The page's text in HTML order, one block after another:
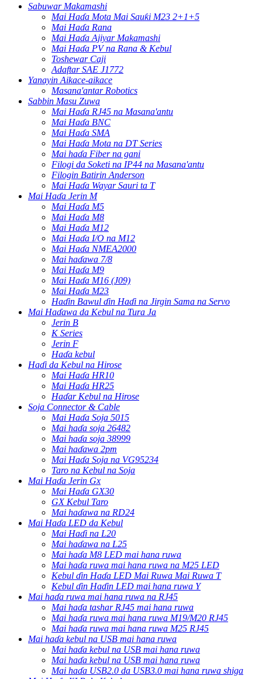
Sabuwar Makamashi
Mai Haɗa Mota Mai Sauƙi M23 2+1+5
Mai Haɗa Rana
Mai Haɗa Ajiyar Makamashi
Mai Haɗa PV na Rana & Kebul
Toshewar Caji
Adaftar SAE J1772
Yanayin Aikace-aikace
Masana'antar Robotics
Sabbin Masu Zuwa
Mai Haɗa RJ45 na Masana'antu
Mai Haɗa BNC
Mai Haɗa SMA
Mai Haɗa Mota na DT Series
Mai haɗa Fiber na gani
Filogi da Soketi na IP44 na Masana'antu
Filogin Batirin Anderson
Mai Haɗa Wayar Sauri ta T
Mai Haɗa Jerin M
Mai Haɗa M5
Mai Haɗa M8
Mai Haɗa M12
Mai Haɗa I/O na M12
Mai Haɗa NMEA2000
Mai haɗawa 7/8
Mai Haɗa M9
Mai Haɗa M16 (J09)
Mai Haɗa M23
Haɗin Bawul ɗin Haɗi na Jirgin Sama na Servo
Mai Haɗawa da Kebul na Tura Ja
Jerin B
K Series
Jerin F
Haɗa kebul
Haɗi da Kebul na Hirose
Mai Haɗa HR10
Mai Haɗa HR25
Haɗar Kebul na Hirose
Soja Connector & Cable
Mai Haɗa Soja 5015
Mai haɗa soja 26482
Mai haɗa soja 38999
Mai haɗawa 2pm
Mai Haɗa Soja na VG95234
Taro na Kebul na Soja
Mai Haɗa Jerin Gx
Mai Haɗa GX30
GX Kebul Taro
Mai haɗawa na RD24
Mai Haɗa LED da Kebul
Mai Haɗi na L20
Mai haɗawa na L25
Mai haɗa M8 LED mai hana ruwa
Mai haɗa ruwa mai hana ruwa na M25 LED
Kebul ɗin Haɗa LED Mai Ruwa Mai Ruwa T
Kebul ɗin Haɗin LED mai hana ruwa Y
Mai haɗa ruwa mai hana ruwa na RJ45
Mai haɗa tashar RJ45 mai hana ruwa
Mai haɗa ruwa mai hana ruwa M19/M20 RJ45
Mai haɗa ruwa mai hana ruwa M25 RJ45
Mai haɗa kebul na USB mai hana ruwa
Mai haɗa kebul na USB mai hana ruwa
Mai haɗa kebul na USB mai hana ruwa
Mai haɗa USB2.0 da USB3.0 mai hana ruwa shiga